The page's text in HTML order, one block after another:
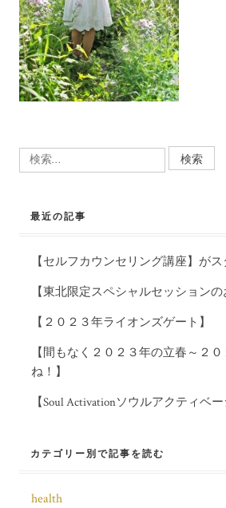
検
索:
最近の記事
【セルフカウンセリング講座】がス
【東北限定スペシャルセッションの
【２０２３年ライオンズゲート】
【間もなく２０２３年の立春～２
ね！】
【Soul Activationソウルアクティベ
カテゴリー別で記事を読む
health